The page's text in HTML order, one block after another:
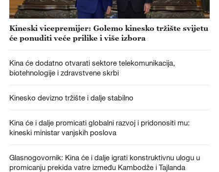
Kineski vicepremijer: Golemo kinesko tržište svijetu
će ponuditi veće prilike i više izbora
Kina će dodatno otvarati sektore telekomunikacija,
biotehnologije i zdravstvene skrbi
Kinesko devizno tržište i dalje stabilno
Kina će i dalje promicati globalni razvoj i pridonositi mu:
kineski ministar vanjskih poslova
Glasnogovornik: Kina će i dalje igrati konstruktivnu ulogu u
promicanju prekida vatre između Kambodže i Tajlanda